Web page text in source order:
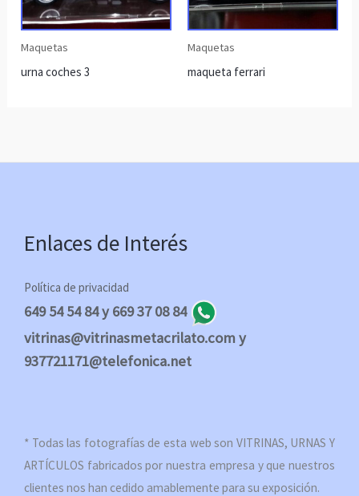
Maquetas
urna coches 3
Maquetas
maqueta ferrari
Enlaces de Interés
Política de privacidad
649 54 54 84 y 669 37 08 84
vitrinas@vitrinasmetacrilato.com y
937721171@telefonica.net
* Todas las fotografías de esta web son VITRINAS, URNAS Y
ARTÍCULOS fabricados por nuestra empresa y que nuestros
clientes nos han cedido amablemente para su exposición.